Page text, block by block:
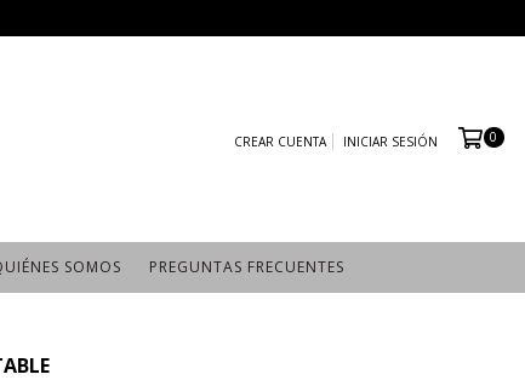
CREAR CUENTA INICIAR SESIÓN 0
SOMOS PREGUNTAS FRECUENTES